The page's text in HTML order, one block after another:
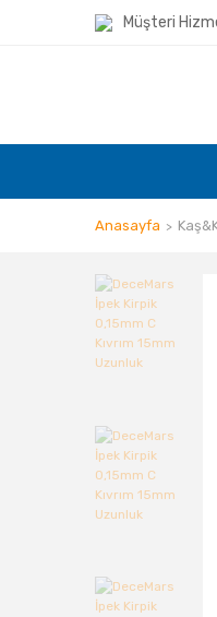
Müşteri
Anasayfa